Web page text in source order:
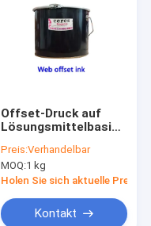
Offset-Druck auf
Lösungsmittelbasis
Webzeitung
Broschüren 18 kg
Fass
Preis:Verhandelbar
MOQ:1 kg
Holen Sie sich aktuelle Preis
Kontakt